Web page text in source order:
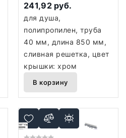
241,92 руб.
для душа,
полипропилен, труба
40 мм, длина 850 мм,
сливная решетка, цвет
крышки: хром
В корзину